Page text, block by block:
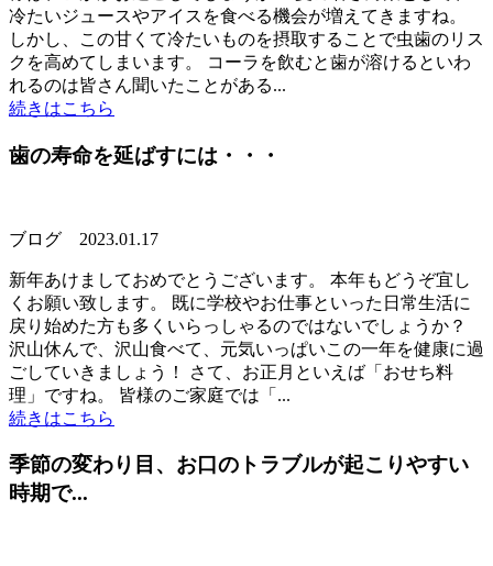
冷たいジュースやアイスを食べる機会が増えてきますね。
しかし、この甘くて冷たいものを摂取することで虫歯のリス
クを高めてしまいます。 コーラを飲むと歯が溶けるといわ
れるのは皆さん聞いたことがある...
続きはこちら
歯の寿命を延ばすには・・・
ブログ 2023.01.17
新年あけましておめでとうございます。 本年もどうぞ宜し
くお願い致します。 既に学校やお仕事といった日常生活に
戻り始めた方も多くいらっしゃるのではないでしょうか？
沢山休んで、沢山食べて、元気いっぱいこの一年を健康に過
ごしていきましょう！ さて、お正月といえば「おせち料
理」ですね。 皆様のご家庭では「...
続きはこちら
季節の変わり目、お口のトラブルが起こりやすい
時期で...